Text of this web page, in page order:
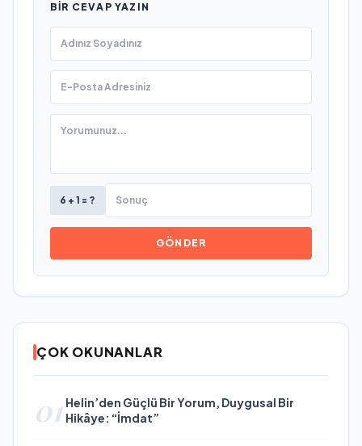
BIR CEVAP YAZIN
6 + 1 = ?
GÖNDER
ÇOK OKUNANLAR
01 Helin’den Güçlü Bir Yorum, Duygusal Bir
Hikâye: “İmdat”